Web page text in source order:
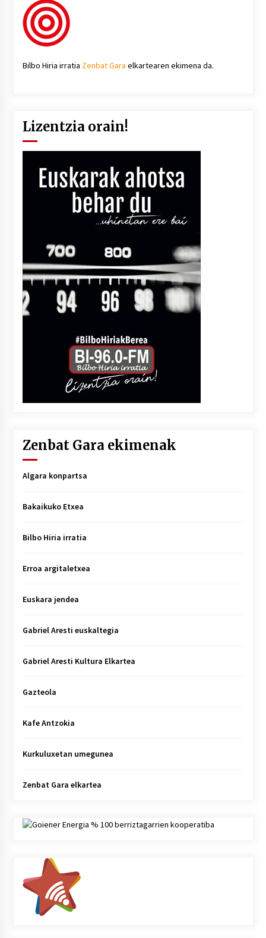
Bilbo Hiria irratia Zenbat Gara elkartearen ekimena da.
Lizentzia orain!
Zenbat Gara ekimenak
Algara konpartsa
Bakaikuko Etxea
Bilbo Hiria irratia
Erroa argitaletxea
Euskara jendea
Gabriel Aresti euskaltegia
Gabriel Aresti Kultura Elkartea
Gazteola
Kafe Antzokia
Kurkuluxetan umegunea
Zenbat Gara elkartea